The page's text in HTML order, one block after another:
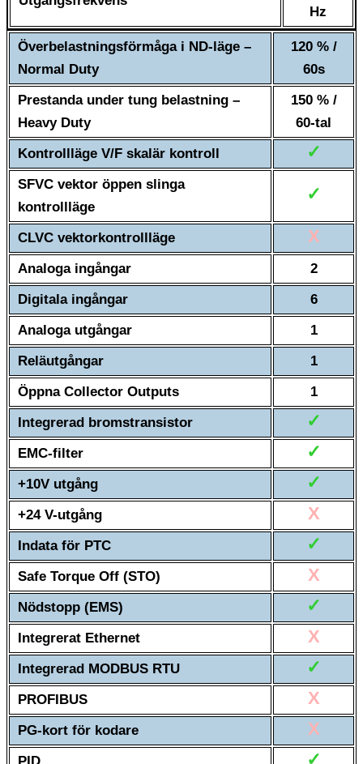
Hz
Överbelastningsförmåga i ND-läge –
Normal Duty
120 % /
60s
Prestanda under tung belastning –
Heavy Duty
150 % /
60-tal
Kontrollläge V/F skalär kontroll
✓
SFVC vektor öppen slinga
kontrollläge
✓
CLVC vektorkontrollläge X
Analoga ingångar
2
Digitala ingångar
6
Analoga utgångar
1
Reläutgångar
1
Öppna Collector Outputs
1
Integrerad bromstransistor
✓
EMC-filter ✓
+10V utgång ✓
+24 V-utgång X
Indata för PTC ✓
Safe Torque Off (STO) X
Nödstopp (EMS) ✓
Integrerat Ethernet X
Integrerad MODBUS RTU ✓
PROFIBUS X
PG-kort för kodare X
✓